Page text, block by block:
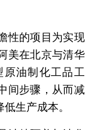
的项目为实现
美在北京与清华
油制化工品工
间步骤，从而减
生产成本。